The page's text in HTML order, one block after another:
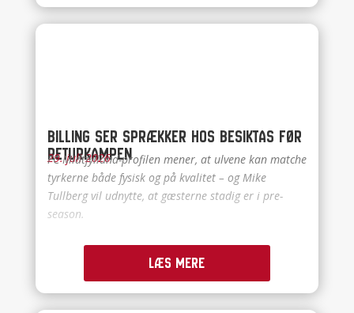
Billing ser sprækker hos Besiktas før
returkampen
29. juli 2026
FC Midtjylland-profilen mener, at ulvene kan matche
tyrkerne både fysisk og på kvalitet – og Mike
Tullberg vil udnytte, at gæsterne stadig er i pre-
season.
Læs mere